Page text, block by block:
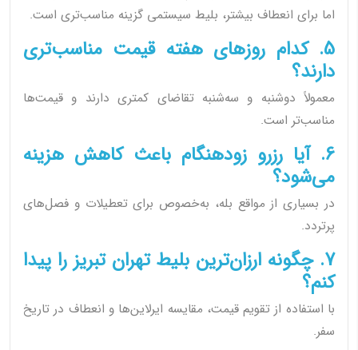
اما برای انعطاف بیشتر، بلیط سیستمی گزینه مناسب‌تری است.
5. کدام روزهای هفته قیمت مناسب‌تری
دارند؟
معمولاً دوشنبه و سه‌شنبه تقاضای کمتری دارند و قیمت‌ها
مناسب‌تر است.
6. آیا رزرو زودهنگام باعث کاهش هزینه
می‌شود؟
در بسیاری از مواقع بله، به‌خصوص برای تعطیلات و فصل‌های
پرتردد.
7. چگونه ارزان‌ترین بلیط تهران تبریز را پیدا
کنم؟
با استفاده از تقویم قیمت، مقایسه ایرلاین‌ها و انعطاف در تاریخ
سفر.